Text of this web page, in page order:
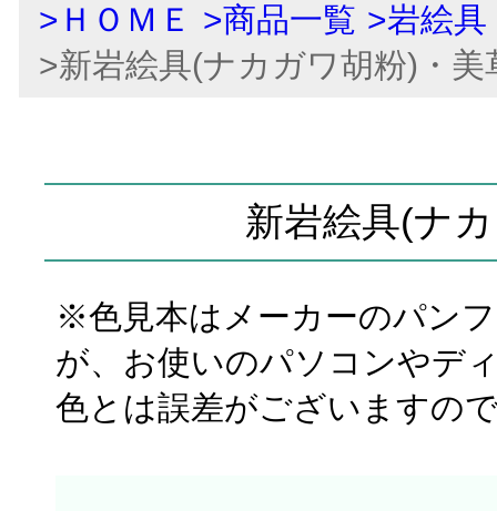
>ＨＯＭＥ >商品一覧 >岩絵具
>新岩絵具(ナカガワ胡粉)・美
新岩絵具(ナ
※色見本はメーカーのパン
が、お使いのパソコンやデ
色とは誤差がございますの